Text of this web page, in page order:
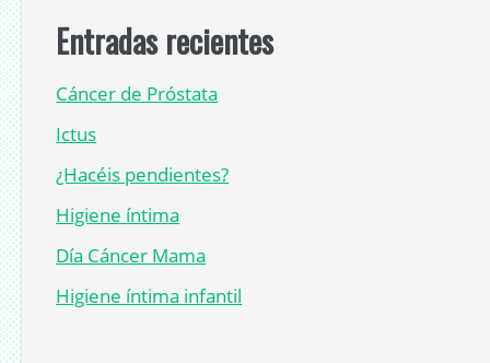
Entradas recientes
Cáncer de Próstata
Ictus
¿Hacéis pendientes?
Higiene íntima
Día Cáncer Mama
Higiene íntima infantil